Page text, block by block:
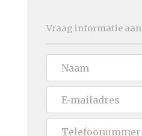
Vraag informatie aan